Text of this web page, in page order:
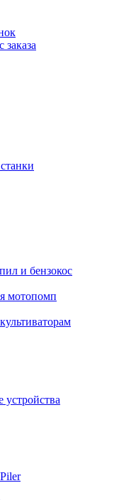
заказа
и бензокос
мотопомп